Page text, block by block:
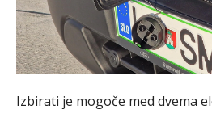
Izbirati je mogoče med dvema